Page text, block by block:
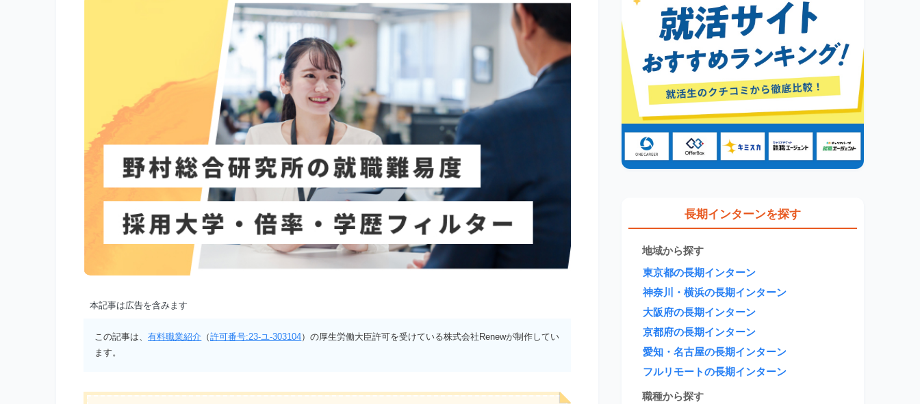
本記事は広告を含みます
この記事は、有料職業紹介 （許可番号:23-ユ-303104）の厚生労働大臣許可を受けている株式会社Renewが制作してい
ます。
長期インターンを探す
地域から探す
東京都の長期インターン
神奈川・横浜の長期インターン
大阪府の長期インターン
京都府の長期インターン
愛知・名古屋の長期インターン
フルリモートの長期インターン
職種から探す